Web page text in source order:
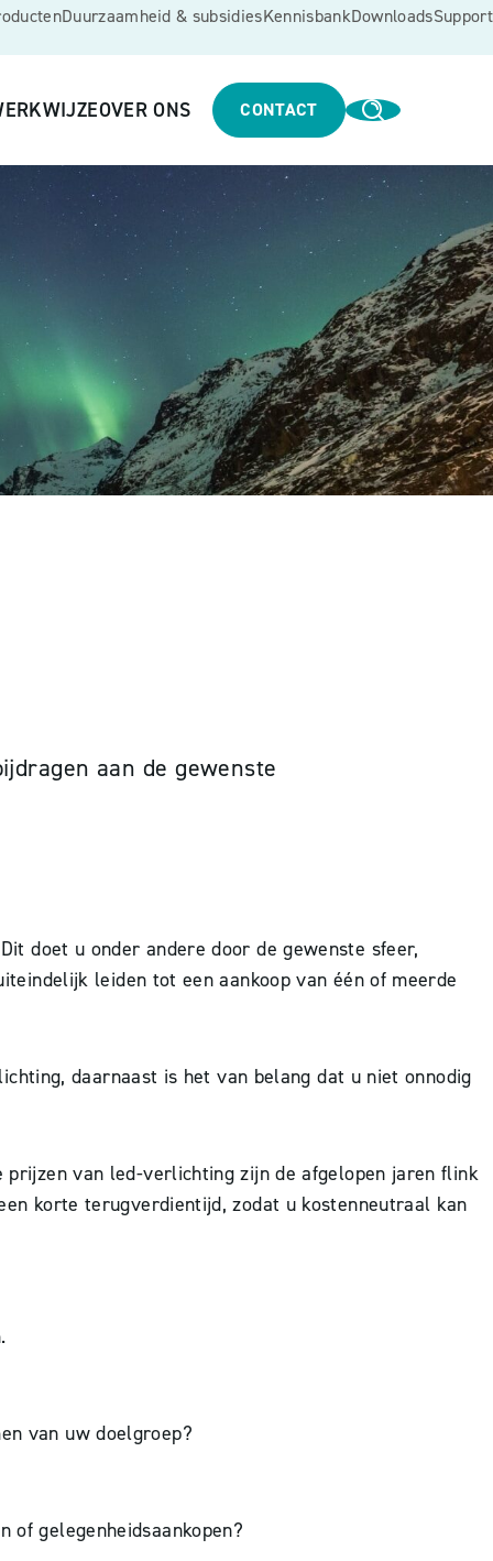
Duurzaamheid & subsidiesKennisbankDownloadsSupport
OVER ONS CONTACT
aan de gewenste
doet u onder andere door de gewenste sfeer,
leiden tot een aankoop van één of meerde
daarnaast is het van belang dat u niet onnodig
van led-verlichting zijn de afgelopen jaren flink
korte terugverdientijd, zodat u kostenneutraal kan
van uw doelgroep?
gelegenheidsaankopen?